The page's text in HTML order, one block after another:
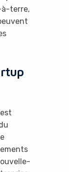
à-terre,